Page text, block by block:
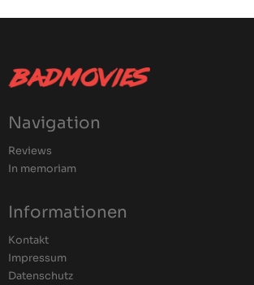
Navigation
Reviews
In memoriam
Informationen
Kontakt
Impressum
Datenschutz